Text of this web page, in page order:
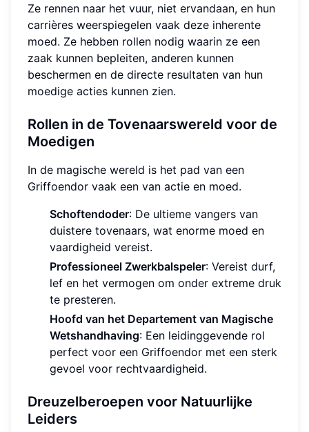
Ze rennen naar het vuur, niet ervandaan, en hun
carrières weerspiegelen vaak deze inherente
moed. Ze hebben rollen nodig waarin ze een
zaak kunnen bepleiten, anderen kunnen
beschermen en de directe resultaten van hun
moedige acties kunnen zien.
Rollen in de Tovenaarswereld voor de
Moedigen
In de magische wereld is het pad van een
Griffoendor vaak een van actie en moed.
Schoftendoder: De ultieme vangers van
duistere tovenaars, wat enorme moed en
vaardigheid vereist.
Professioneel Zwerkbalspeler: Vereist durf,
lef en het vermogen om onder extreme druk
te presteren.
Hoofd van het Departement van Magische
Wetshandhaving: Een leidinggevende rol
perfect voor een Griffoendor met een sterk
gevoel voor rechtvaardigheid.
Dreuzelberoepen voor Natuurlijke
Leiders